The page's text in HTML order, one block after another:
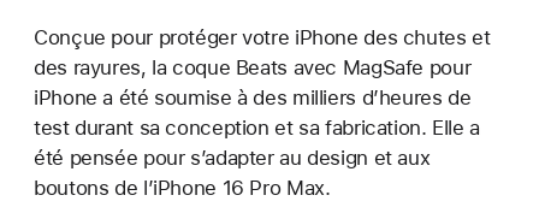
Conçue pour protéger votre iPhone des chutes et
des rayures, la coque Beats avec MagSafe pour
iPhone a été soumise à des milliers d’heures de
test durant sa conception et sa fabrication. Elle a
été pensée pour s’adapter au design et aux
boutons de l’iPhone 16 Pro Max.